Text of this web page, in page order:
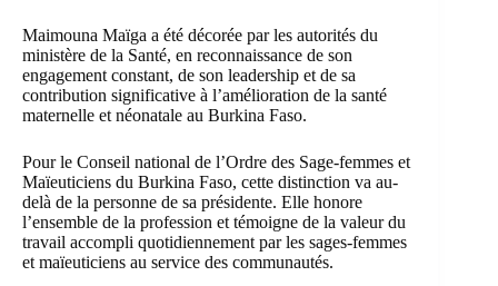
Maimouna Maïga a été décorée par les autorités du
ministère de la Santé, en reconnaissance de son
engagement constant, de son leadership et de sa
contribution significative à l’amélioration de la santé
maternelle et néonatale au Burkina Faso.
Pour le Conseil national de l’Ordre des Sage-femmes et
Maïeuticiens du Burkina Faso, cette distinction va au-
delà de la personne de sa présidente. Elle honore
l’ensemble de la profession et témoigne de la valeur du
travail accompli quotidiennement par les sages-femmes
et maïeuticiens au service des communautés.